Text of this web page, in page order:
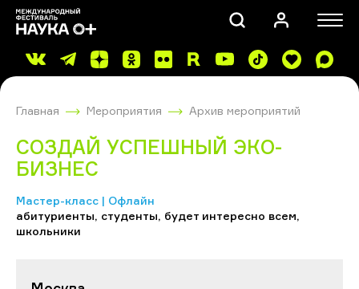
ПОИСК
Главная Мероприятия Архив мероприятий
СОЗДАЙ УСПЕШНЫЙ ЭКО-
БИЗНЕС
Мастер-класс | Офлайн
абитуриенты, студенты, будет интересно всем,
школьники